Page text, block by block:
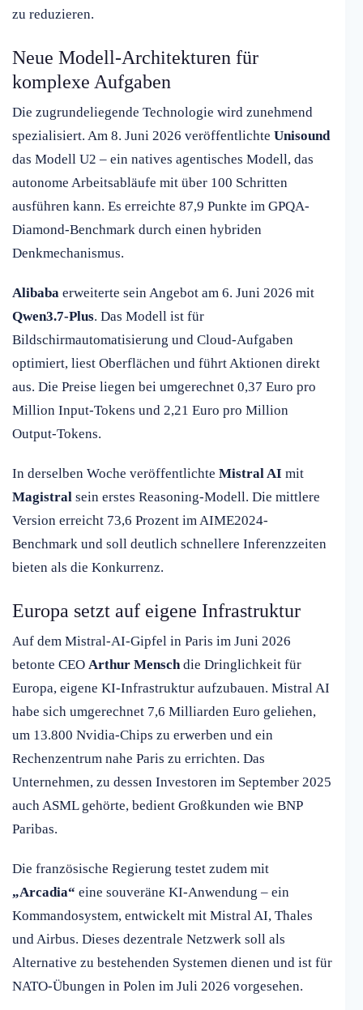
zu reduzieren.
Neue Modell-Architekturen für
komplexe Aufgaben
Die zugrundeliegende Technologie wird zunehmend
spezialisiert. Am 8. Juni 2026 veröffentlichte Unisound
das Modell U2 – ein natives agentisches Modell, das
autonome Arbeitsabläufe mit über 100 Schritten
ausführen kann. Es erreichte 87,9 Punkte im GPQA-
Diamond-Benchmark durch einen hybriden
Denkmechanismus.
Alibaba erweiterte sein Angebot am 6. Juni 2026 mit
Qwen3.7-Plus. Das Modell ist für
Bildschirmautomatisierung und Cloud-Aufgaben
optimiert, liest Oberflächen und führt Aktionen direkt
aus. Die Preise liegen bei umgerechnet 0,37 Euro pro
Million Input-Tokens und 2,21 Euro pro Million
Output-Tokens.
In derselben Woche veröffentlichte Mistral AI mit
Magistral sein erstes Reasoning-Modell. Die mittlere
Version erreicht 73,6 Prozent im AIME2024-
Benchmark und soll deutlich schnellere Inferenzzeiten
bieten als die Konkurrenz.
Europa setzt auf eigene Infrastruktur
Auf dem Mistral-AI-Gipfel in Paris im Juni 2026
betonte CEO Arthur Menschdie Dringlichkeit für
Europa, eigene KI-Infrastruktur aufzubauen. Mistral AI
habe sich umgerechnet 7,6 Milliarden Euro geliehen,
um 13.800 Nvidia-Chips zu erwerben und ein
Rechenzentrum nahe Paris zu errichten. Das
Unternehmen, zu dessen Investoren im September 2025
auch ASML gehörte, bedient Großkunden wie BNP
Paribas.
Die französische Regierung testet zudem mit
„Arcadia“ eine souveräne KI-Anwendung – ein
Kommandosystem, entwickelt mit Mistral AI, Thales
und Airbus. Dieses dezentrale Netzwerk soll als
Alternative zu bestehenden Systemen dienen und ist für
NATO-Übungen in Polen im Juli 2026 vorgesehen.